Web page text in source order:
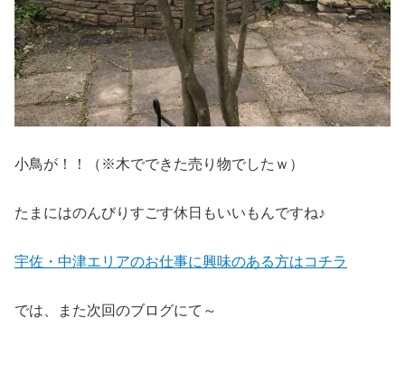
小鳥が！！（※木でできた売り物でしたｗ）
たまにはのんびりすごす休日もいいもんですね♪
宇佐・中津エリアのお仕事に興味のある方はコチラ
では、また次回のブログにて～